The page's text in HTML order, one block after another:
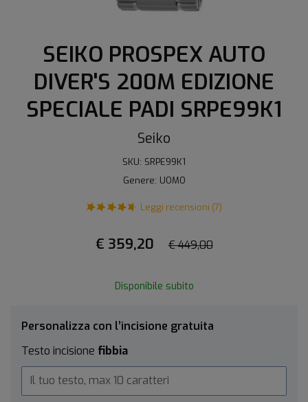
SEIKO PROSPEX AUTO
DIVER'S 200M EDIZIONE
SPECIALE PADI SRPE99K1
Seiko
SKU: SRPE99K1
Genere: UOMO
Leggi recensioni (7)
€ 359,20 € 449,00
Disponibile subito
Personalizza con l’incisione gratuita
Testo incisione fibbia